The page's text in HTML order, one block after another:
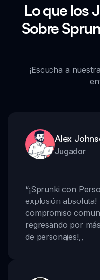
Lo que los
Sobre
¡Escucha a
Alex
Jugador
“¡Sprunki con
explosión absoluta!
compromiso
regresando por
de personajes!,,